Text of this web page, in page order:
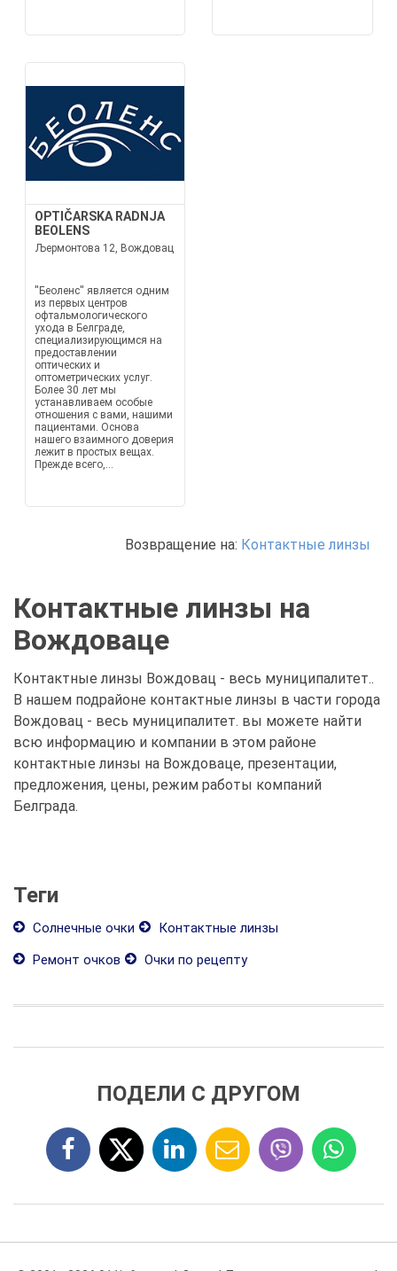
OPTIČARSKA RADNJA
BEOLENS
Љермонтова 12, Вождовац
''Беоленс'' является одним
из первых центров
офтальмологического
ухода в Белграде,
специализирующимся на
предоставлении
оптических и
оптометрических услуг.
Более 30 лет мы
устанавливаем особые
отношения с вами, нашими
пациентами. Основа
нашего взаимного доверия
лежит в простых вещах.
Прежде всего,...
Возвращение на: Контактные линзы
Контактные линзы на
Вождоваце
Контактные линзы Вождовац - весь муниципалитет..
В нашем подрайоне контактные линзы в части города
Вождовац - весь муниципалитет. вы можете найти
всю информацию и компании в этом районе
контактные линзы на Вождоваце, презентации,
предложения, цены, режим работы компаний
Белграда.
Теги
Солнечные очки
Контактные линзы
Ремонт очков
Очки по рецепту
ПОДЕЛИ С ДРУГОМ